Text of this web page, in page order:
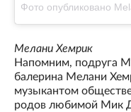
Фото опубликовано
Мелани Хемрик
Напомним, подруга
балерина Мелани
музыкантом
родов любимой Мик